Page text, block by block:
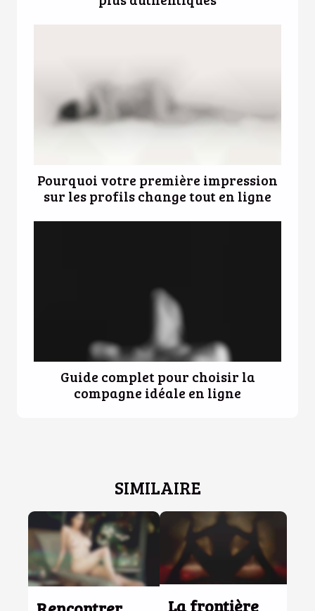
Pourquoi votre première impression
sur les profils change tout en ligne
Guide complet pour choisir la
compagne idéale en ligne
SIMILAIRE
La frontière